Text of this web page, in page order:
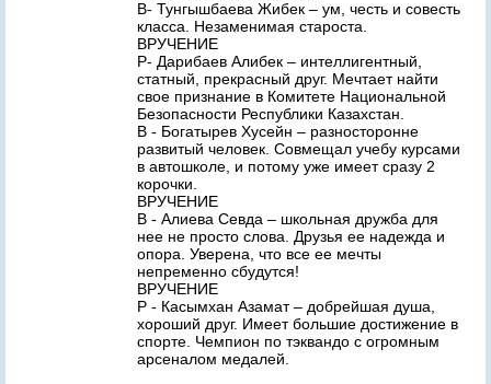
В- Тунгышбаева Жибек – ум, честь и совесть
класса. Незаменимая староста.
ВРУЧЕНИЕ
Р- Дарибаев Алибек – интеллигентный,
статный, прекрасный друг. Мечтает найти
свое признание в Комитете Национальной
Безопасности Республики Казахстан.
В - Богатырев Хусейн – разносторонне
развитый человек. Совмещал учебу курсами
в автошколе, и потому уже имеет сразу 2
корочки.
ВРУЧЕНИЕ
В - Алиева Севда – школьная дружба для
нее не просто слова. Друзья ее надежда и
опора. Уверена, что все ее мечты
непременно сбудутся!
ВРУЧЕНИЕ
Р - Касымхан Азамат – добрейшая душа,
хороший друг. Имеет большие достижение в
спорте. Чемпион по тэквандо с огромным
арсеналом медалей.